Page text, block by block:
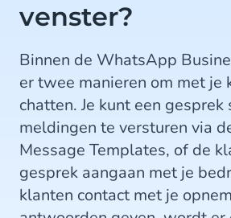
venster?
Binnen de WhatsApp
er twee manieren om met je
chatten. Je kunt een
meldingen te versturen via
Message Templates, of de
gesprek aangaan met je
klanten contact met je